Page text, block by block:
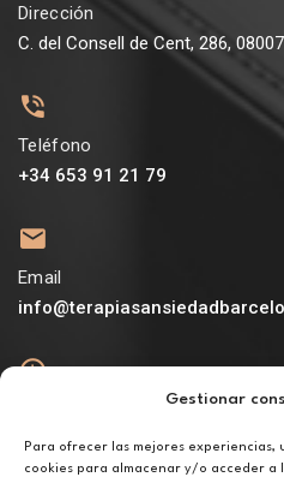
Gestionar
Para ofrecer las mejores experiencias,
cookies para almacenar y/o acceder a
Dirección
C. del Consell de Cent, 286,
Teléfono
+34 653 91 21 79
Email
De lunes a viernes de 10h a